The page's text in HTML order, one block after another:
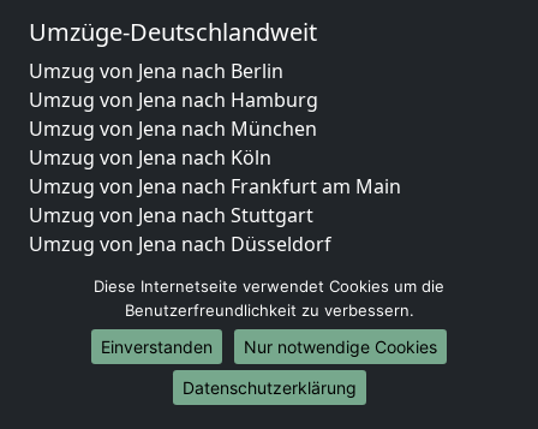
Umzüge-Deutschlandweit
Umzug von Jena nach Berlin
Umzug von Jena nach Hamburg
Umzug von Jena nach München
Umzug von Jena nach Köln
Umzug von Jena nach Frankfurt am Main
Umzug von Jena nach Stuttgart
Umzug von Jena nach Düsseldorf
Umzug von Jena nach Dortmund
Umzug von Jena nach Essen
Umzug von Jena nach Bremen
Umzug von Jena nach Dresden
Diese Internetseite verwendet Cookies um die
Benutzerfreundlichkeit zu verbessern.
Einverstanden
Nur notwendige Cookies
Datenschutzerklärung